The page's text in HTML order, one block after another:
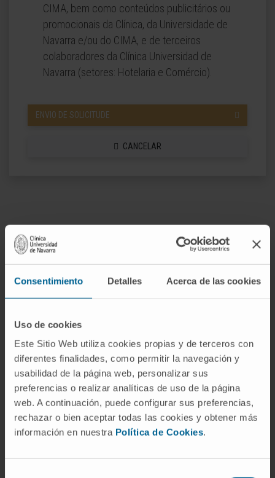
Consentimiento Detalles Acerca de las cookies
Uso de cookies
Este Sitio Web utiliza cookies propias y de terceros con
diferentes finalidades, como permitir la navegación y
usabilidad de la página web, personalizar sus
preferencias o realizar analíticas de uso de la página
web. A continuación, puede configurar sus preferencias,
rechazar o bien aceptar todas las cookies y obtener más
información en nuestra Política de Cookies.
CIMA, bem como conteúdos publicitários ou
promocionais da Clínica, da Universidade de
Navarra e/ou do CIMA, e de terceiros
colaboradores da Clínica Universidad de
Navarra (setores: Hotelaria e Comércio).
CANCELAR
ENVIO DE SOLICITUDE
pessoais facultados com a finalidade de gerir e tramitar o pedido
gestão e tramitação da relação jurídica estabelecida ao efetuar o
pedido em causa.
*Além disso, se nos der o seu consentimento, assinalando a
caixa correspondente, a CUN tratará os seus dados para lhe
enviar informação sobre a atividade e novidades da CUN, da
Universidade de Navarra e/ou do CIMA, bem como conteúdos
publicitários ou promocionais da CUN, da Universidade de